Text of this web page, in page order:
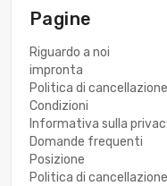
Pagine
Riguardo a noi
impronta
Politica di
Condizioni
Informativa sulla
Domande frequenti
Posizione
Politica di cancellazione